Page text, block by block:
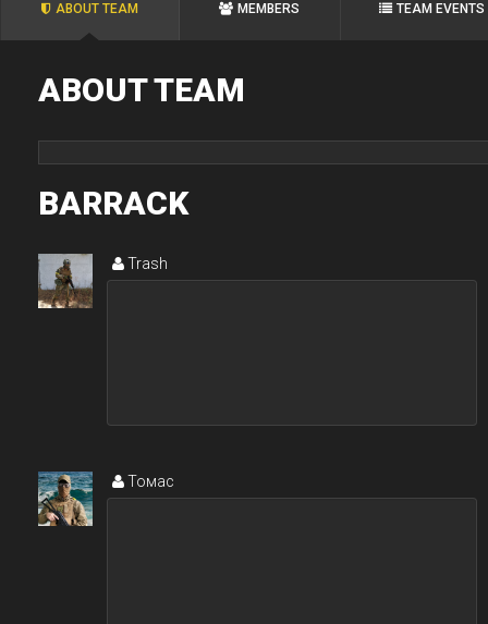
ABOUT TEAM MEMBERS TEAM EVENTS
ABOUT TEAM
BARRACK
Trash
Томас